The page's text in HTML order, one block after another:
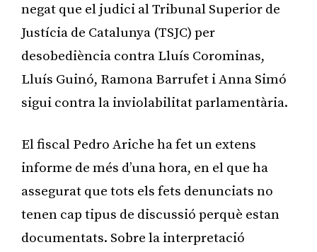
negat que el judici al Tribunal Superior de
Justícia de Catalunya (TSJC) per
desobediència contra Lluís Corominas,
Lluís Guinó, Ramona Barrufet i Anna Simó
sigui contra la inviolabilitat parlamentària.
El fiscal Pedro Ariche ha fet un extens
informe de més d’una hora, en el que ha
assegurat que tots els fets denunciats no
tenen cap tipus de discussió perquè estan
documentats. Sobre la interpretació